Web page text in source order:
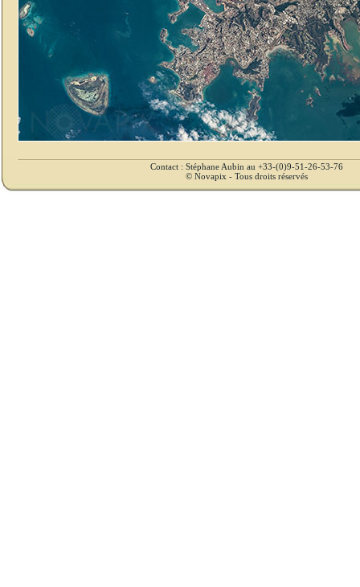
Contact : Stéphane Aubin au +33-(0)9-51-26-53-76
© Novapix - Tous droits réservés